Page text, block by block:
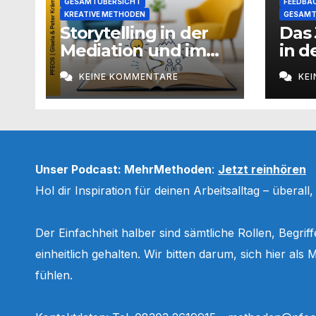
KREATIVE METHODEN
Storytelling in der
Mediation und im
Coaching
KEINE KOMMENTARE
in
Unser Podcast: MehrMethoden: Jetzt reinhören
Hol dir Inspiration für deinen Arbeitsalltag – überall,
Der Einfachheit halber sind sämtliche Rollen,
einheitlich gehalten. Wir bitten darum, sich hier als
fühlen.